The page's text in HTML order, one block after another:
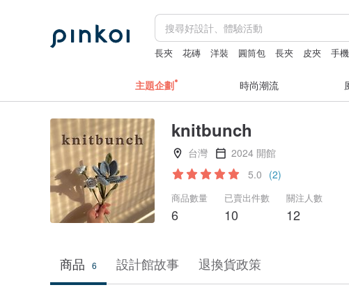
長夾 花磚 洋裝 圓筒包 長夾 皮夾 手
主題企劃 時尚潮流
knitbunch
台灣
2024 開館
5.0 (2)
商品數量
6
已賣出件數
10
關注人數
12
商品 6 設計館故事 退換貨政策